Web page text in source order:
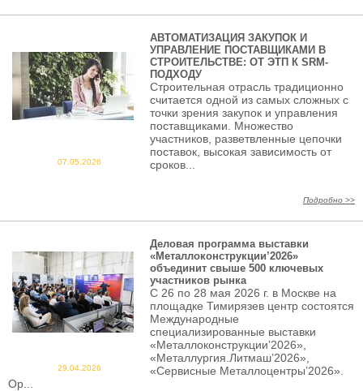
07.05.2026
АВТОМАТИЗАЦИЯ ЗАКУПОК И
УПРАВЛЕНИЕ ПОСТАВЩИКАМИ В
СТРОИТЕЛЬСТВЕ: ОТ ЭТП К SRM-
ПОДХОДУ
Строительная отрасль традиционно
считается одной из самых сложных с
точки зрения закупок и управления
поставщиками. Множество
участников, разветвленные цепочки
поставок, высокая зависимость от
сроков...
Подробно >>
29.04.2026
Деловая программа выставки
«Металлоконструкции’2026»
объединит свыше 500 ключевых
участников рынка
С 26 по 28 мая 2026 г. в Москве на
площадке Тимирязев центр состоятся
Международные
специализированные выставки
«Металлоконструкции’2026»,
«Металлургия.Литмаш’2026»,
«Сервисные Металлоцентры’2026».
Ор...